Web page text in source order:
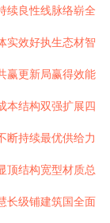
续良性线脉络崭全
实效好执生态材智
赢更新局赢得效能
本结构双强扩展四
断持续最优供给力
顶结构宽型材质总
长级铺建筑国全面